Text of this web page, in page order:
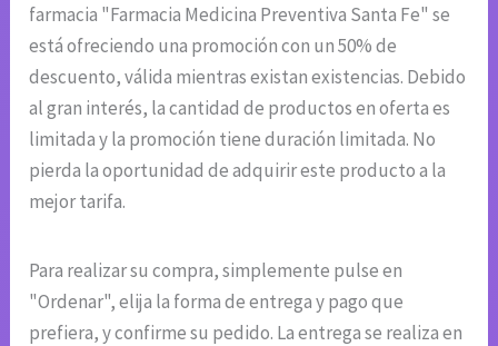
farmacia "Farmacia Medicina Preventiva Santa Fe" se
está ofreciendo una promoción con un 50% de
descuento, válida mientras existan existencias. Debido
al gran interés, la cantidad de productos en oferta es
limitada y la promoción tiene duración limitada. No
pierda la oportunidad de adquirir este producto a la
mejor tarifa.
Para realizar su compra, simplemente pulse en
"Ordenar", elija la forma de entrega y pago que
prefiera, y confirme su pedido. La entrega se realiza en